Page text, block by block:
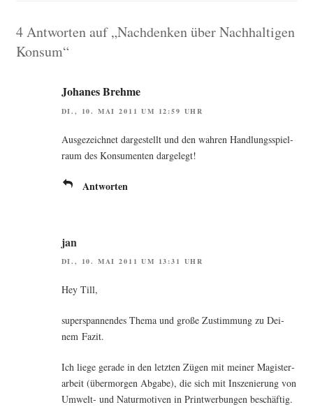
4 Antworten auf „Nachdenken über Nachhaltigen
Konsum“
Johanes Brehme
DI., 10. MAI 2011 UM 12:59 UHR
Aus­ge­zeich­net dar­ge­stellt und den wah­ren Hand­lungs­spiel­
raum des Kon­su­men­ten dargelegt!
Antworten
jan
DI., 10. MAI 2011 UM 13:31 UHR
Hey Till,
super­span­nen­des The­ma und gro­ße Zustim­mung zu Dei­
nem Fazit.
Ich lie­ge gera­de in den letz­ten Zügen mit mei­ner Magis­ter­
ar­beit (über­mor­gen Abga­be), die sich mit Insze­nie­rung von
Umwelt- und Natur­mo­ti­ven in Print­wer­bun­gen beschäf­tig.